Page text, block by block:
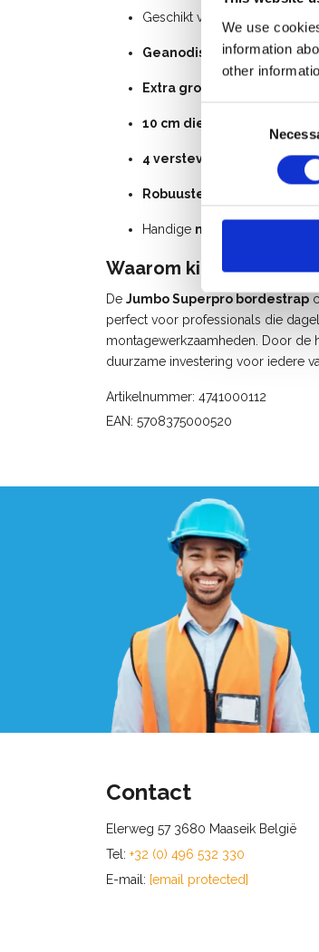
We use
information
other
Geschikt voor
Geanodiseerdaluminium:
Extra groot
10 cm diepe
4 verstevigingsplatenen
Robuuste
Handige materiaalbak
Waarom kiezenvoorde
De JumboSuperpro bordestrap
perfect voor professionals die
montagewerkzaamheden.
Door de
duurzame investering voor iedere
Artikelnummer: 4741000112
EAN: 5708375000520
Contact
Elerweg 57 3680 Maaseik België
Tel: +32 (0) 496 532 330
E-mail: [email protected]